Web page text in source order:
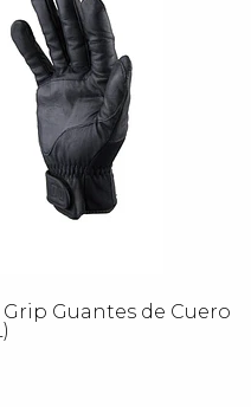
Grip Guantes de Cuero